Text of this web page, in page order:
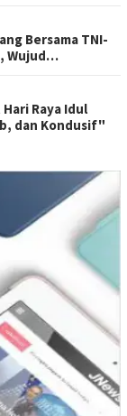
Bersama TNI-
Wujud
Raya Idul
dan Kondusif"